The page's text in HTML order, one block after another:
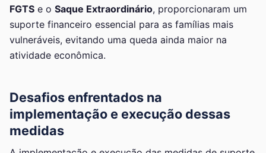
FGTS e o Saque Extraordinário, proporcionaram um
suporte financeiro essencial para as famílias mais
vulneráveis, evitando uma queda ainda maior na
atividade econômica.
Desafios enfrentados na
implementação e execução dessas
medidas